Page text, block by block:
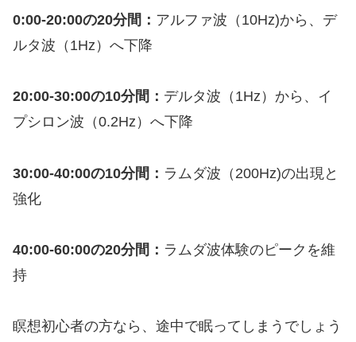
0:00-20:00の20分間： アルファ波（10Hz)から、デ
ルタ波（1Hz）へ下降
20:00-30:00の10分間： デルタ波（1Hz）から、イ
プシロン波（0.2Hz）へ下降
30:00-40:00の10分間： ラムダ波（200Hz)の出現と
強化
40:00-60:00の20分間： ラムダ波体験のピークを維
持
瞑想初心者の方なら、途中で眠ってしまうでしょう